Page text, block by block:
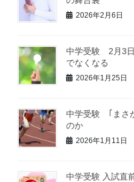
2026年2月6日
中学受験 2月3
でなくなる
2026年1月25日
中学受験 ｢まさ
のか
2026年1月11日
中学受験 入試直